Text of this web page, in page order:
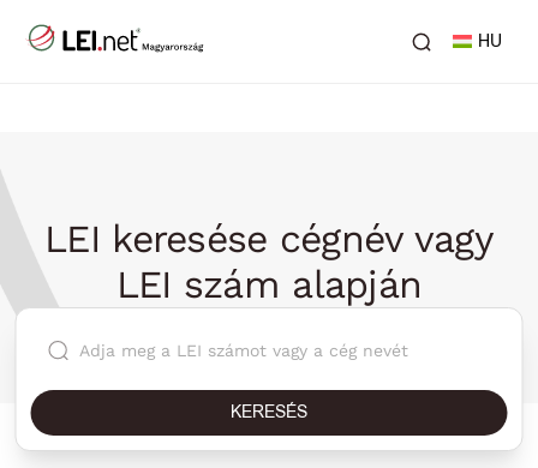
HU
LEI keresése cégnév vagy
LEI szám alapján
KERESÉS